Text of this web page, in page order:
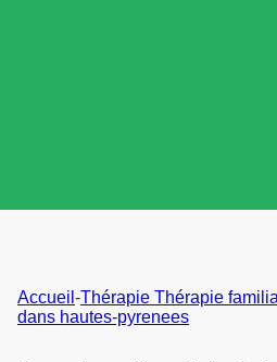
Accueil -Thérapie Thérapie
dans hautes-pyrenees